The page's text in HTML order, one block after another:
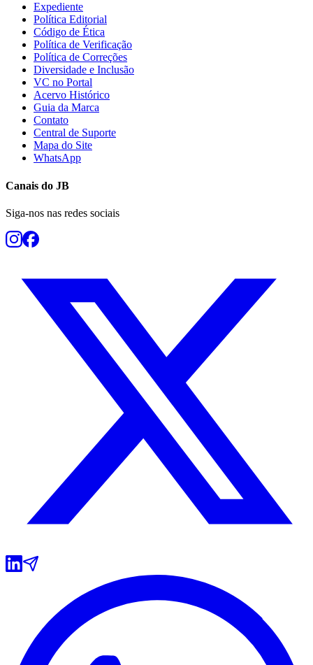
Botafogo
Expediente
Política Editorial
Código de Ética
Política de Verificação
Política de Correções
Diversidade e Inclusão
VC no Portal
Acervo Histórico
Guia da Marca
Contato
Central de Suporte
Mapa do Site
WhatsApp
Canais do JB
Siga-nos nas redes sociais